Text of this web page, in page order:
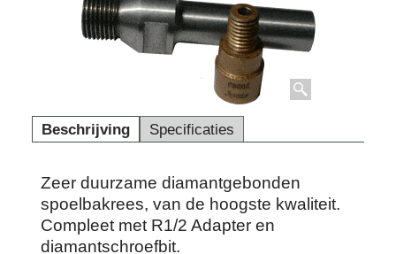
Beschrijving Specificaties
Zeer duurzame diamantgebonden
spoelbakrees, van de hoogste kwaliteit.
Compleet met R1/2 Adapter en
diamantschroefbit.